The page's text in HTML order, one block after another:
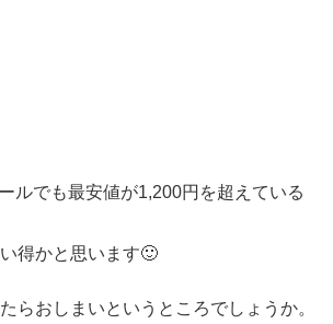
ルでも最安値が1,200円を超えている
得かと思います🙂
らおしまいというところでしょうか。